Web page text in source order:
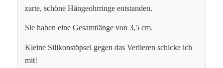
zarte, schöne Hängeohrringe entstanden.
Sie haben eine Gesamtlänge von 3,5 cm.
Kleine Silikonstöpsel gegen das Verlieren schicke ich
mit!